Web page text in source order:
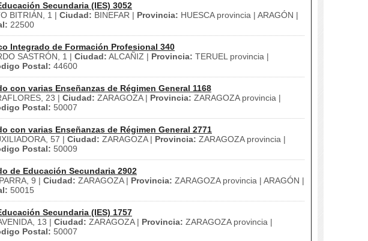
Secundaria (IES) 3052
BITRIÁN, 1 | Ciudad: BINEFAR | Provincia: HUESCA provincia | ARAGÓN |
22500
Integrado de Formación Profesional 340
SASTRÓN, 1 | Ciudad: ALCAÑIZ | Provincia: TERUEL provincia |
Postal: 44600
con varias Enseñanzas de Régimen General 1168
23 | Ciudad: ZARAGOZA | Provincia: ZARAGOZA provincia |
Postal: 50007
con varias Enseñanzas de Régimen General 2771
57 | Ciudad: ZARAGOZA | Provincia: ZARAGOZA provincia |
Postal: 50009
de Educación Secundaria 2902
9 | Ciudad: ZARAGOZA | Provincia: ZARAGOZA provincia | ARAGÓN |
50015
Secundaria (IES) 1757
13 | Ciudad: ZARAGOZA | Provincia: ZARAGOZA provincia |
Postal: 50007